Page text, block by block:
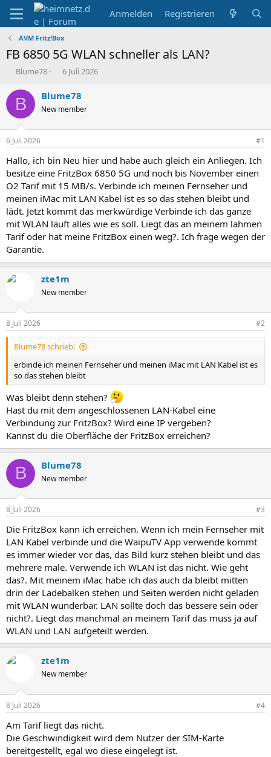
Anmelden Registrieren
AVM Fritz!Box
FB 6850 5G WLAN schneller als LAN?
E
s
e
r
Blume78
E
s
e
t
a
m
6 Juli 2026
B Blume78
New member
6 Juli 2026 #1
Hallo, ich bin Neu hier und habe auch gleich ein Anliegen. Ich
besitze eine FritzBox 6850 5G und noch bis November einen
O2 Tarif mit 15 MB/s. Verbinde ich meinen Fernseher und
meinen iMac mit LAN Kabel ist es so das stehen bleibt und
lädt. Jetzt kommt das merkwürdige Verbinde ich das ganze
mit WLAN läuft alles wie es soll. Liegt das an meinem lahmen
Tarif oder hat meine FritzBox einen weg?. Ich frage wegen der
Garantie.
zte1m
New member
8 Juli 2026 #2
Blume78 schrieb:
erbinde ich meinen Fernseher und meinen iMac mit LAN Kabel ist es
so das stehen bleibt
Was bleibt denn stehen?
Hast du mit dem angeschlossenen LAN-Kabel eine
Verbindung zur FritzBox? Wird eine IP vergeben?
Kannst du die Oberfläche der FritzBox erreichen?
B Blume78
New member
8 Juli 2026 #3
Die FritzBox kann ich erreichen. Wenn ich mein Fernseher mit
LAN Kabel verbinde und die WaipuTV App verwende kommt
es immer wieder vor das, das Bild kurz stehen bleibt und das
mehrere male. Verwende ich WLAN ist das nicht. Wie geht
das?. Mit meinem iMac habe ich das auch da bleibt mitten
drin der Ladebalken stehen und Seiten werden nicht geladen
mit WLAN wunderbar. LAN sollte doch das bessere sein oder
nicht?. Liegt das manchmal an meinem Tarif das muss ja auf
WLAN und LAN aufgeteilt werden.
zte1m
New member
8 Juli 2026 #4
Am Tarif liegt das nicht.
Die Geschwindigkeit wird dem Nutzer der SIM-Karte
bereitgestellt, egal wo diese eingelegt ist.